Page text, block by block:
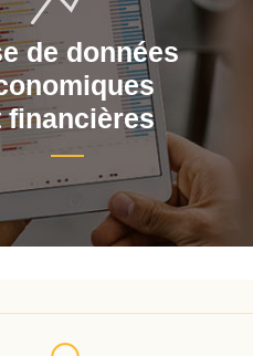
de données
financières